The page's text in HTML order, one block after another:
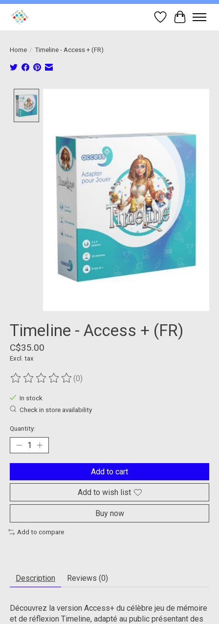
Wish List
Cart
Home / Timeline - Access + (FR)
Timeline - Access + (FR)
C$35.00
Excl. tax
The rating of this product is
(0)
In stock
Check in store availability
Quantity:
Add to cart
Add to wish list
Buy now
Add to compare
Description Reviews (0)
Découvrez la version Access+ du célèbre jeu de mémoire
et de réflexion Timeline, adapté au public présentant des